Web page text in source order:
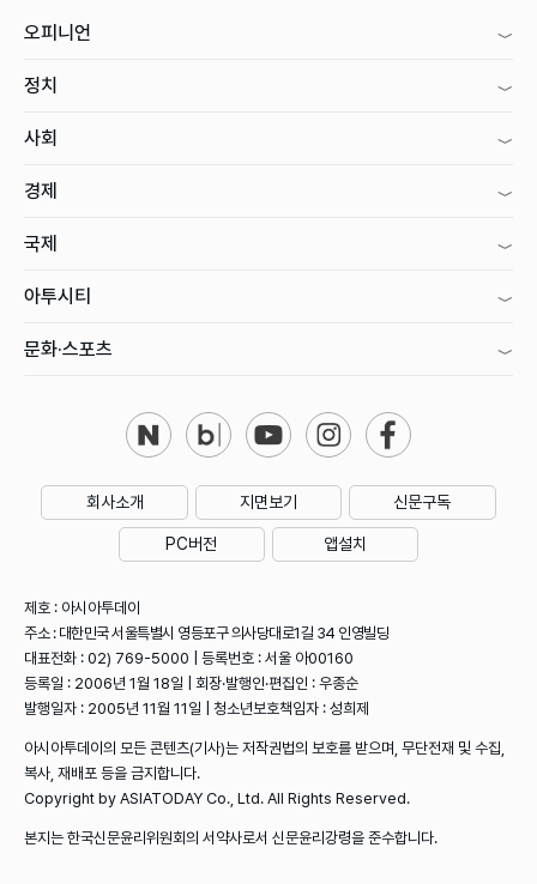
오피니언
정치
사회
경제
국제
아투시티
문화·스포츠
회사소개 지면보기 신문구독
PC버전 앱설치
제호 : 아시아투데이
주소 : 대한민국 서울특별시 영등포구 의사당대로1길 34 인영빌딩
대표전화 : 02) 769-5000 | 등록번호 : 서울 아00160
등록일 : 2006년 1월 18일 | 회장·발행인·편집인 : 우종순
발행일자 : 2005년 11월 11일 | 청소년보호책임자 : 성희제
아시아투데이의 모든 콘텐츠(기사)는 저작권법의 보호를 받으며, 무단전재 및 수집,
복사, 재배포 등을 금지합니다.
Copyright by ASIATODAY Co., Ltd. All Rights Reserved.
본지는 한국신문윤리위원회의 서약사로서 신문윤리강령을 준수합니다.